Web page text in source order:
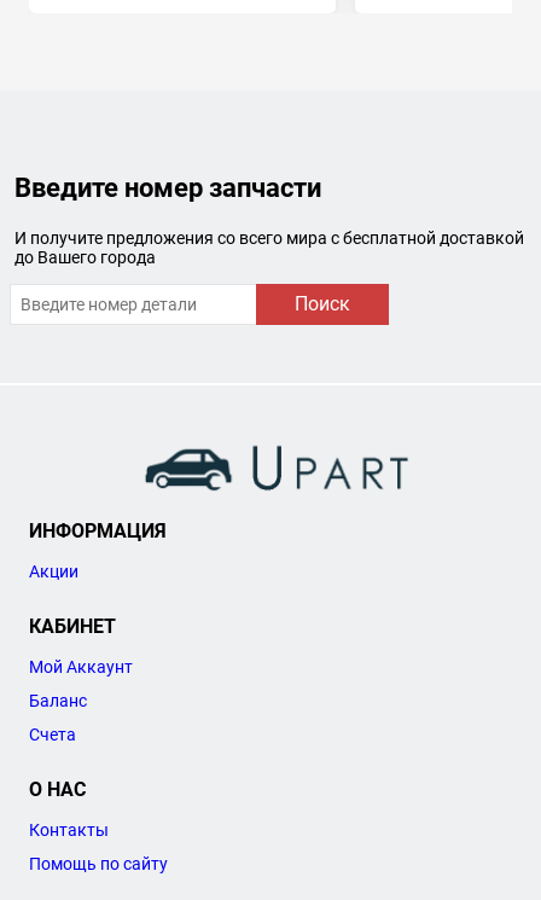
Введите номер запчасти
И получите предложения со всего мира с бесплатной доставкой
до Вашего города
Поиск
ИНФОРМАЦИЯ
Акции
КАБИНЕТ
Мой Аккаунт
Баланс
Счета
О НАС
Контакты
Помощь по сайту